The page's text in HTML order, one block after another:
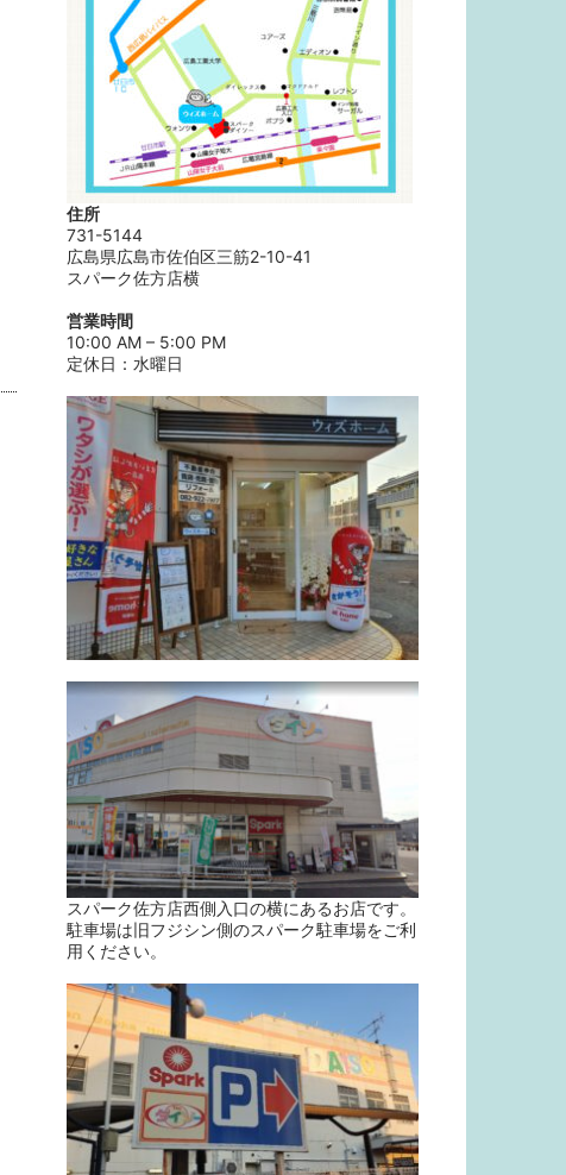
住所
731-5144
広島県広島市佐伯区三筋2-10-41
スパーク佐方店横
営業時間
10:00 AM – 5:00 PM
定休日：水曜日
スパーク佐方店西側入口の横にあるお店です。
駐車場は旧フジシン側のスパーク駐車場をご利
用ください。